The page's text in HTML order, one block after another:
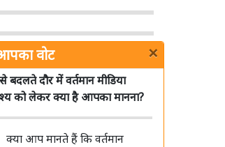
का अगला भविष्य छोटे शहरों
लोकल रिपोर्टर्स के पास: शमशेर
वोट ×
बदलते दौर में वर्तमान मीडिया
को लेकर क्या है आपका मानना?
क्या आप मानते हैं कि वर्तमान